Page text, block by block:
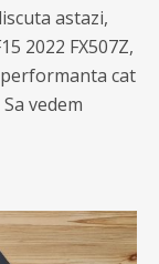
astazi,
2022 FX507Z,
cat
vedem